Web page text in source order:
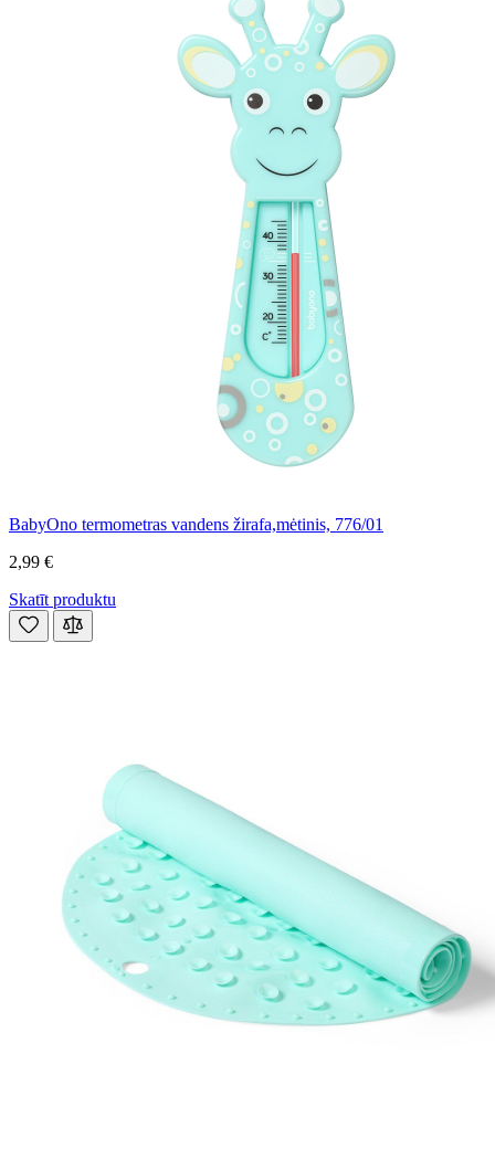
BabyOno termometras vandens žirafa,mėtinis, 776/01
2,99 €
Skatīt produktu